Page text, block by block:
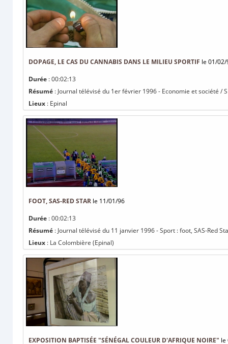
DOPAGE, LE CAS DU CANNABIS DANS LE MILIEU SPORTIF le 01/02/
Durée : 00:02:13
Résumé : Journal télévisé du 1er février 1996 - Economie et société /
Lieux : Epinal
FOOT, SAS-RED STAR le 11/01/96
Durée : 00:02:13
Résumé : Journal télévisé du 11 janvier 1996 - Sport : foot, SAS-Red
Lieux : La Colombière (Epinal)
EXPOSITION BAPTISÉE "SÉNÉGAL COULEUR D'AFRIQUE NOIRE" le